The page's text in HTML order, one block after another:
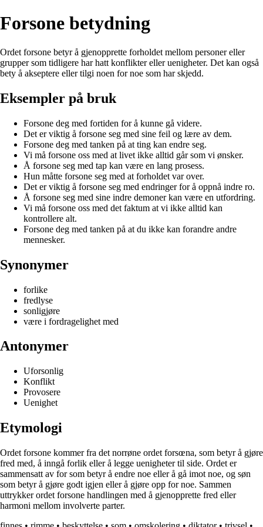
Forsone betydning
Ordet forsone betyr å gjenopprette forholdet mellom personer eller
grupper som tidligere har hatt konflikter eller uenigheter. Det kan også
bety å akseptere eller tilgi noen for noe som har skjedd.
Eksempler på bruk
Forsone deg med fortiden for å kunne gå videre.
Det er viktig å forsone seg med sine feil og lære av dem.
Forsone deg med tanken på at ting kan endre seg.
Vi må forsone oss med at livet ikke alltid går som vi ønsker.
Å forsone seg med tap kan være en lang prosess.
Hun måtte forsone seg med at forholdet var over.
Det er viktig å forsone seg med endringer for å oppnå indre ro.
Å forsone seg med sine indre demoner kan være en utfordring.
Vi må forsone oss med det faktum at vi ikke alltid kan
kontrollere alt.
Forsone deg med tanken på at du ikke kan forandre andre
mennesker.
Synonymer
forlike
fredlyse
sonligjøre
være i fordragelighet med
Antonymer
Uforsonlig
Konflikt
Provosere
Uenighet
Etymologi
Ordet forsone kommer fra det norrøne ordet forsœna, som betyr å gjøre
fred med, å inngå forlik eller å legge uenigheter til side. Ordet er
sammensatt av for som betyr å endre noe eller å gå imot noe, og søn
som betyr å gjøre godt igjen eller å gjøre opp for noe. Sammen
uttrykker ordet forsone handlingen med å gjenopprette fred eller
harmoni mellom involverte parter.